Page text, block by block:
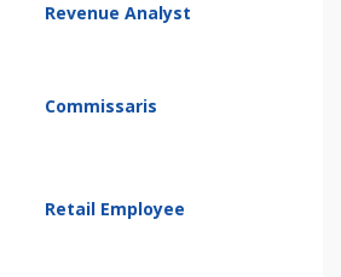
Revenue Analyst
Commissaris
Retail Employee